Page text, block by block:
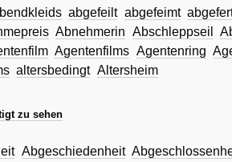
abgefeilt abgefeimt
Abnehmerin Abschleppseil
Agentenfilms Agentenring
altersbedingt Altersheim
zu sehen
Abgeschiedenheit